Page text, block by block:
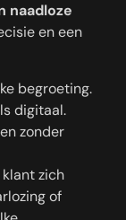
naadloze
en een
begroeting.
digitaal.
zonder
zich
of